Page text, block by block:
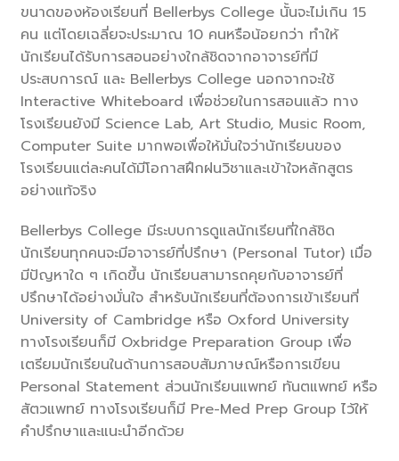
ขนาดของห้องเรียนที่ Bellerbys College นั้นจะไม่เกิน 15
คน แต่โดยเฉลี่ยจะประมาณ 10 คนหรือน้อยกว่า ทำให้
นักเรียนได้รับการสอนอย่างใกล้ชิดจากอาจารย์ที่มี
ประสบการณ์ และ Bellerbys College นอกจากจะใช้
Interactive Whiteboard เพื่อช่วยในการสอนแล้ว ทาง
โรงเรียนยังมี Science Lab, Art Studio, Music Room,
Computer Suite มากพอเพื่อให้มั่นใจว่านักเรียนของ
โรงเรียนแต่ละคนได้มีโอกาสฝึกฝนวิชาและเข้าใจหลักสูตร
อย่างแท้จริง
Bellerbys College มีระบบการดูแลนักเรียนที่ใกล้ชิด
นักเรียนทุกคนจะมีอาจารย์ที่ปรึกษา (Personal Tutor) เมื่อ
มีปัญหาใด ๆ เกิดขึ้น นักเรียนสามารถคุยกับอาจารย์ที่
ปรึกษาได้อย่างมั่นใจ สำหรับนักเรียนที่ต้องการเข้าเรียนที่
University of Cambridge หรือ Oxford University
ทางโรงเรียนก็มี Oxbridge Preparation Group เพื่อ
เตรียมนักเรียนในด้านการสอบสัมภาษณ์หรือการเขียน
Personal Statement ส่วนนักเรียนแพทย์ ทันตแพทย์ หรือ
สัตวแพทย์ ทางโรงเรียนก็มี Pre-Med Prep Group ไว้ให้
คำปรึกษาและแนะนำอีกด้วย